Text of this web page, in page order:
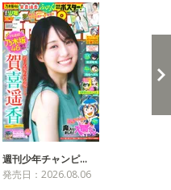
週刊少年チャンピ…
発売日：2026.08.06